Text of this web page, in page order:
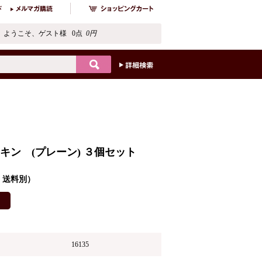
ようこそ、ゲスト様 0点 0円
ン (プレーン) ３個セット
料別）
16135